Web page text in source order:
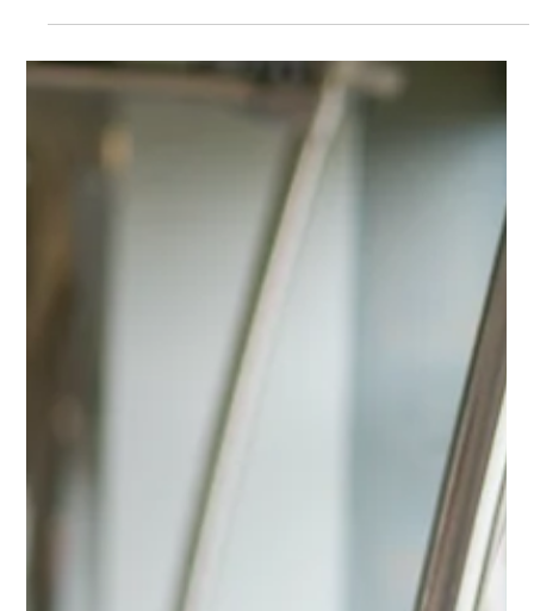
Desenvolvimento e Marketing entrevistou uma amostra de
1045 pessoas de todo o país. O...